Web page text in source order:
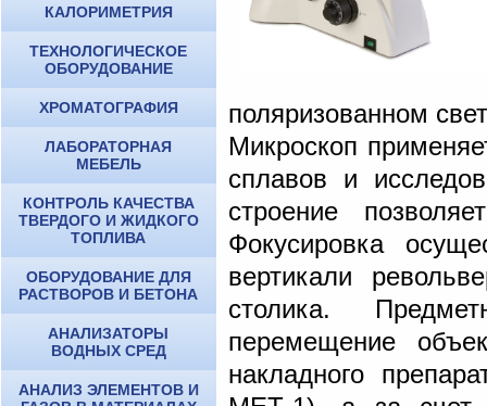
КАЛОРИМЕТРИЯ
ТЕХНОЛОГИЧЕСКОЕ
ОБОРУДОВАНИЕ
ХРОМАТОГРАФИЯ
ЛАБОРАТОРНАЯ
МЕБЕЛЬ
КОНТРОЛЬ КАЧЕСТВА
ТВЕРДОГО И ЖИДКОГО
ТОПЛИВА
ОБОРУДОВАНИЕ ДЛЯ
РАСТВОРОВ И БЕТОНА
АНАЛИЗАТОРЫ
ВОДНЫХ СРЕД
АНАЛИЗ ЭЛЕМЕНТОВ И
поляризованном
Микроскоп
сплавов и
строение
Фокусировка
вертикали
столика.
перемещение
накладного